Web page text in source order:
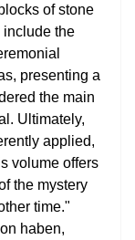
of stone
include the
presenting a
the main
Ultimately,
applied,
volume offers
the mystery
time."
haben,